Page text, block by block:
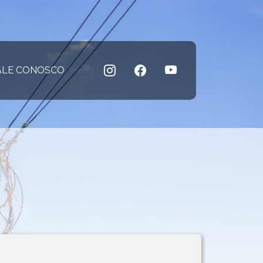
atual)CONOSCO(página atual)